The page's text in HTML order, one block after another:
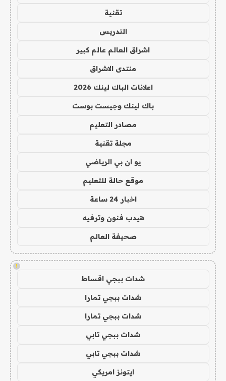
تقنية
التدريس
اشراق العالم عالم كبير
منتدى الاشراق
اعلانات الباك لينك 2026
باك لينك وجيست بوست
مصادر التعليم
مجلة تقنية
يو ان بي الرياضي
موقع حالة للتعليم
اخبار 24 ساعة
هيدب فنون وترفيه
صحيفة العالم
!
شدات ببجي اقساط
شدات ببجي تمارا
شدات ببجي تمارا
شدات ببجي تابي
شدات ببجي تابي
ايتونز امريكي